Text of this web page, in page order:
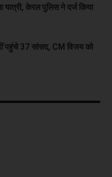
केरल पुलिस ने दर्ज किया
पहुंचे 37 सांसद, CM विजय को